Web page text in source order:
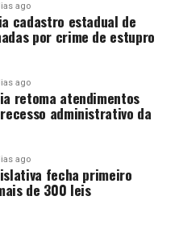
ago
cadastro estadual de
por crime de estupro
ago
retoma atendimentos
administrativo da
ago
fecha primeiro
de 300 leis